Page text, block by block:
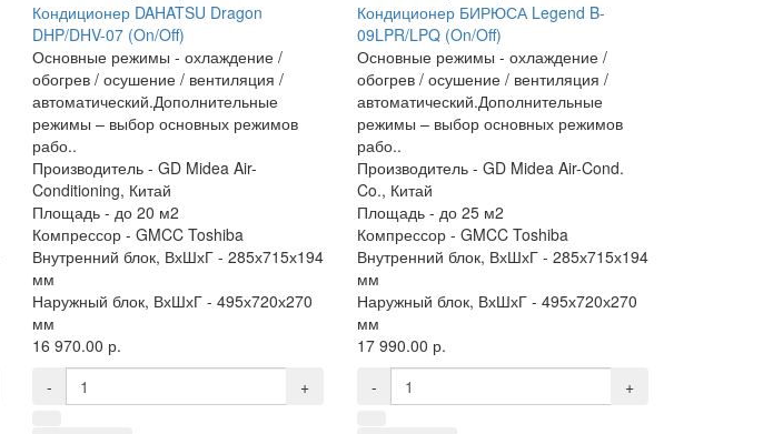
Кондиционер DAHATSU Dragon
DHP/DHV-07 (On/Off)
Основные режимы - охлаждение /
обогрев / осушение / вентиляция /
автоматический.Дополнительные
режимы – выбор основных режимов
рабо..
Производитель - GD Midea Air-
Conditioning, Китай
Площадь - до 20 м2
Компрессор - GMCC Toshiba
Внутренний блок, ВхШхГ - 285х715х194
мм
Наружный блок, ВхШхГ - 495х720х270
мм
16 970.00 р.
-
+
Кондиционер БИРЮСА Legend B-
09LPR/LPQ (On/Off)
Основные режимы - охлаждение /
обогрев / осушение / вентиляция /
автоматический.Дополнительные
режимы – выбор основных режимов
рабо..
Производитель -GD Midea Air-Cond.
Co., Китай
Площадь -до 25 м2
Компрессор -GMCC Toshiba
Внутренний блок, ВхШхГ -285х715х194
мм
Наружный блок, ВхШхГ -495х720х270
мм
17 990.00 р.
-
+